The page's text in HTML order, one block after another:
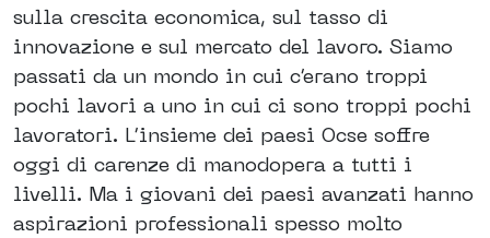
sulla crescita economica, sul tasso di
innovazione e sul mercato del lavoro. Siamo
passati da un mondo in cui c’erano troppi
pochi lavori a uno in cui ci sono troppi pochi
lavoratori. L’insieme dei paesi Ocse soffre
oggi di carenze di manodopera a tutti i
livelli. Ma i giovani dei paesi avanzati hanno
aspirazioni professionali spesso molto